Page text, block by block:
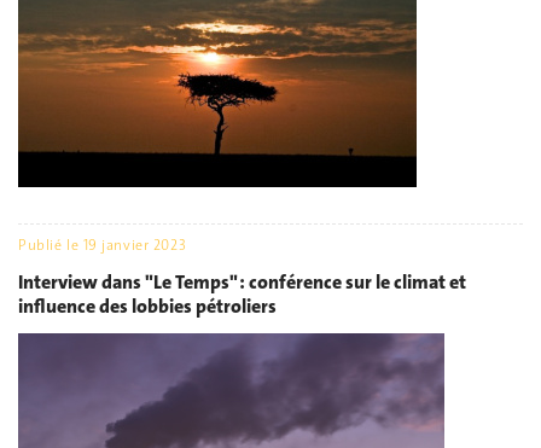
Publié le 19 janvier 2023
Interview dans "Le Temps" : conférence sur le climat et
influence des lobbies pétroliers